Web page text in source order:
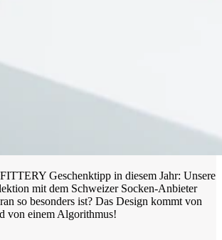
Geschenktipp in diesem Jahr: Unsere
mit dem Schweizer Socken-Anbieter
so besonders ist? Das Design kommt von
von einem Algorithmus!